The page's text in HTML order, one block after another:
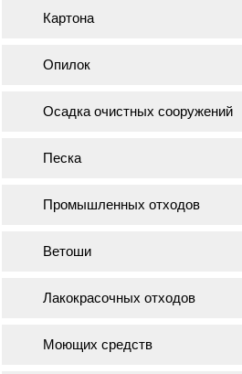
Картона
Опилок
Осадка очистных сооружений
Песка
Промышленных отходов
Ветоши
Лакокрасочных отходов
Моющих средств